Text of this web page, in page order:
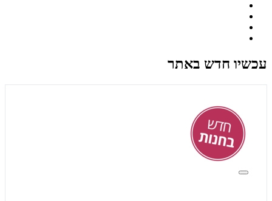
עכשיו חדש באתר